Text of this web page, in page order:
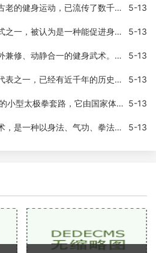
太极拳起源于中国，是一项古老的健身运动，已流传了数千年，并在现代越来越受到人们的喜爱。与其他运动相比，练太极拳更注重身体的内部调节和能量的平衡，由此带来了许多健康 5-13
太极拳是中国传统的武术形式之一，被认为是一种能促进身体健康、平衡心态和提高运动水平的毫无副作用的运动方式。太极拳通过呼吸、保持身体平衡和缓慢而准确的动作，帮助人们 5-13
太极拳是一门古老而且集内外兼修、动静合一的健身武术。它起源于中国的武术文化，并且在数千年的时间里被不断发扬光大。太极拳朴素而又娴熟的动作，让每个参与者都能够感受到 5-13
太极拳作为中国传统武术的代表之一，已经有近千年的历史。其中四大基本功是太极拳中最为基础、也最为重要的部分。对于每一位太极拳爱好者来说，理解和掌握四大基本功应该是最 5-13
24式太极拳是一种非常流行的小型太极拳套路，它由国家体育总局制定，并于1956年正式发布。太极拳以其温和、柔和的动作和呼吸技巧而闻名，同时也是一种有氧运动，可以锻炼身体、 5-13
太极拳是一种中国传统的拳术，是一种以身法、气功、拳法为基础的武术，太极拳功能作用非常多，可以帮助人们改善身体和心理健康，同时还可以提高人的内功和自我保护能力。太极 5-13